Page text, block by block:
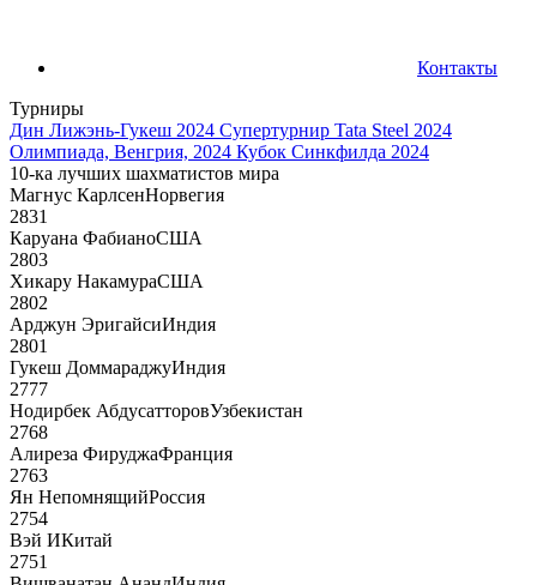
Контакты
Турниры
Дин Лижэнь-Гукеш 2024 Супертурнир Tata Steel 2024
Олимпиада, Венгрия, 2024 Кубок Синкфилда 2024
10-ка лучших шахматистов мира
Магнус КарлсенНорвегия
2831
Каруана ФабианоСША
2803
Хикару НакамураСША
2802
Арджун ЭригайсиИндия
2801
Гукеш ДоммараджуИндия
2777
Нодирбек АбдусатторовУзбекистан
2768
Алиреза ФируджаФранция
2763
Ян НепомнящийРоссия
2754
Вэй ИКитай
2751